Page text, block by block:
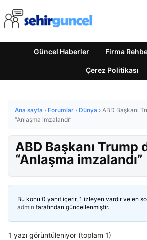
Güncel Haberler Firma
Çerez Politikası
Ana sayfa › Forumlar › Dünya › ABD Başkanı
“Anlaşma imzalandı”
ABD Başkanı Trump
“Anlaşma imzalandı”
Bu konu 0 yanıt içerir, 1 izleyen vardır ve en
admin tarafından güncellenmiştir.
1 yazı görüntüleniyor (toplam 1)